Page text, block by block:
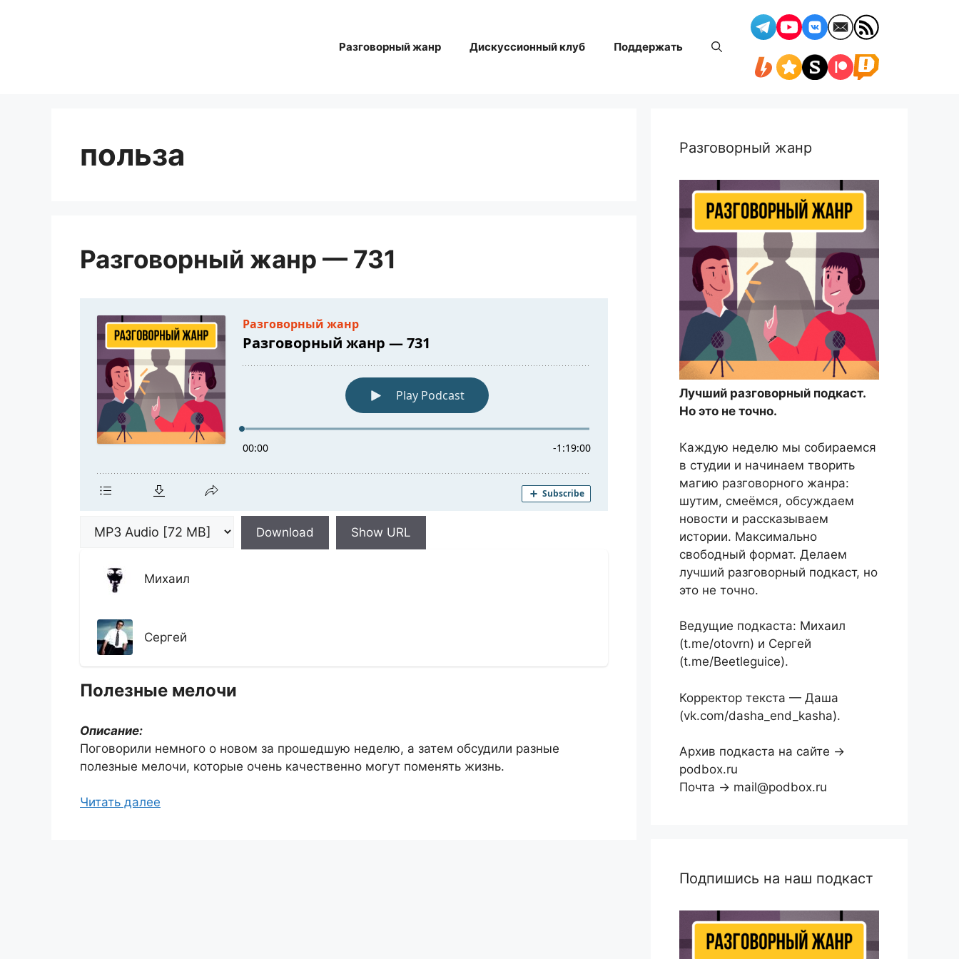
Разговорный жанр Дискуссионный клуб Поддержать
польза
Разговорный жанр — 731
Download Show URL
Михаил
Сергей
Полезные мелочи
Описание:
Поговорили немного о новом за прошедшую неделю, а затем обсудили разные
полезные мелочи, которые очень качественно могут поменять жизнь.
Читать далее
Разговорный жанр
Лучший разговорный подкаст.
Но это не точно.
Каждую неделю мы собираемся
в студии и начинаем творить
магию разговорного жанра:
шутим, смеёмся, обсуждаем
новости и рассказываем
истории. Максимально
свободный формат. Делаем
лучший разговорный подкаст, но
это не точно.
Ведущие подкаста: Михаил
(t.me/otovrn) и Сергей
(t.me/Beetleguice).
Корректор текста — Даша
(vk.com/dasha_end_kasha).
Архив подкаста на сайте →
podbox.ru
Почта → mail@podbox.ru
Подпишись на наш подкаст